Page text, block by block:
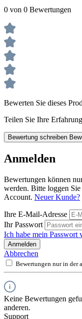
0 von 0 Bewertungen
Bewerten Sie dieses
Teilen Sie Ihre
Bewertung schreiben
Anmelden
Bewertungen können
werden. Bitte loggen Sie
Account. Neuer Kunde?
Ihre E-Mail-Adresse
Ihr Passwort
Ich habe mein Passwort
Anmelden
Abbrechen
Bewertungen nur in der
Keine Bewertungen
anderen.
Support